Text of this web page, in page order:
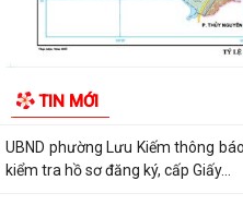
TIN MỚI
CÔNG AN PHƯỜNG LƯU KIẾM
TẠO VIDEO CLIP "TỔ QUỐC BÌNH
dịch trên địa bàn phường Lưu Kiếm
UBND phường Lưu Kiếm ban
tiền sử dụng đất